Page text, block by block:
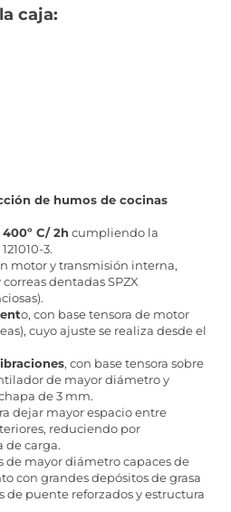
caja:
de humos de cocinas
C/ 2h cumpliendo la
3.
motor y transmisión interna,
dentadas SPZX
o, con base tensora de motor
cuyo ajuste se realiza desde el
, con base tensora sobre
de mayor diámetro y
de 3 mm.
dejar mayor espacio entre
reduciendo por
de carga.
de mayor diámetro capaces de
con grandes depósitos de grasa
de puente reforzados y estructura